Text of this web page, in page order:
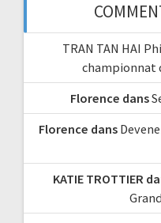
TRAN TAN HAI
championnat
Florence dans
Florence dans
KATIE TROTTIER